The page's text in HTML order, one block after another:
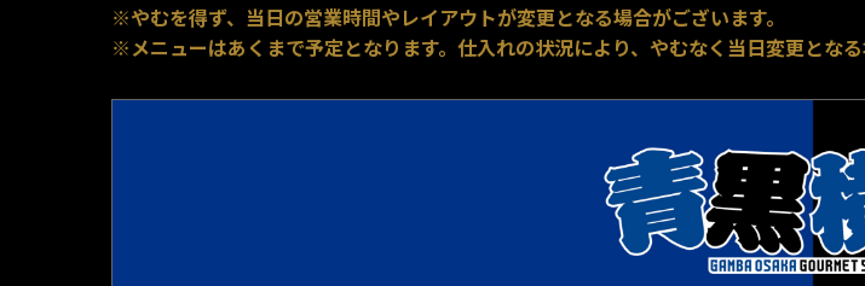
※やむを得ず、当日の営業時間やレイアウトが変更となる場合がございます。
※メニューはあくまで予定となります。仕入れの状況により、やむなく当日変更となる